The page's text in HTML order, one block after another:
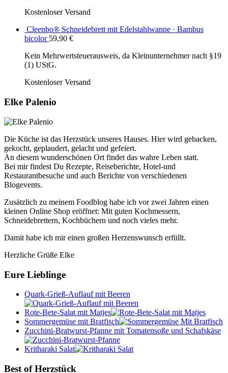
Kostenloser Versand
Cleenbo® Schneidebrett mit Edelstahlwanne · Bambus
bicolor 59,90 €
Kein Mehrwertsteuerausweis, da Kleinunternehmer nach §19
(1) UStG.
Kostenloser Versand
Elke Palenio
Die Küche ist das Herzstück unseres Hauses. Hier wird gebacken,
gekocht, geplaudert, gelacht und gefeiert.
An diesem wunderschönen Ort findet das wahre Leben statt.
Bei mir findest Du Rezepte, Reiseberichte, Hotel-und
Restaurantbesuche und auch Berichte von verschiedenen
Blogevents.
Zusätzlich zu meinem Foodblog habe ich vor zwei Jahren einen
kleinen Online Shop eröffnet: Mit guten Kochmessern,
Schneidebrettern, Kochbüchern und noch vieles mehr.
Damit habe ich mir einen großen Herzenswunsch erfüllt.
Herzliche Grüße Elke
Eure Lieblinge
Quark-Grieß-Auflauf mit Beeren
Rote-Bete-Salat mit Matjes
Sommergemüse mit Bratfisch
Zucchini-Bratwurst-Pfanne mit Tomatensoße und Schafskäse
Kritharaki Salat
Best of Herzstück